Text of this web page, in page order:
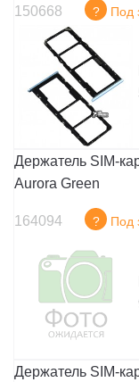
150668 ? Под
Держатель SIM-
Aurora Green
164094 ? Под
Держатель SIM-